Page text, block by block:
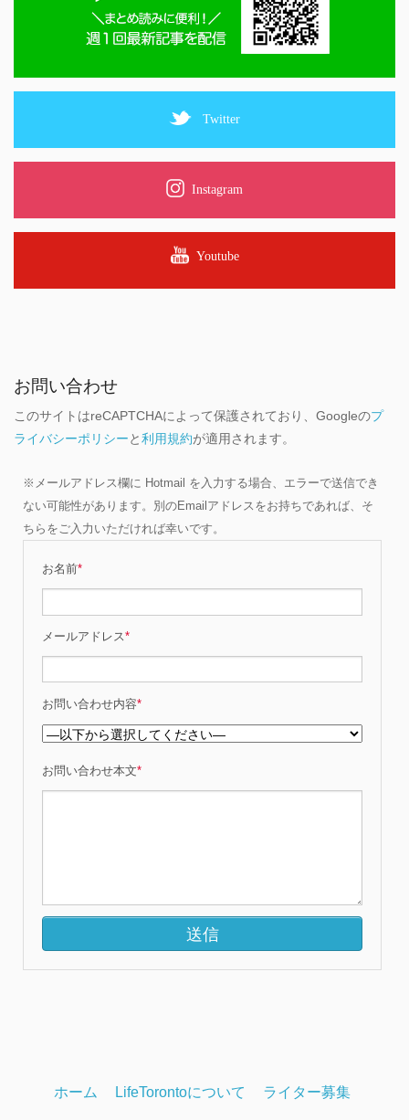
Twitter
Instagram
Youtube
お問い合わせ
このサイトはreCAPTCHAによって保護されており、Googleのプ
ライバシーポリシーと利用規約が適用されます。
※メールアドレス欄に Hotmail を入力する場合、エラーで送信でき
ない可能性があります。別のEmailアドレスをお持ちであれば、そ
ちらをご入力いただければ幸いです。
お名前*
メールアドレス*
お問い合わせ内容*
お問い合わせ本文*
ホーム LifeTorontoについて ライター募集